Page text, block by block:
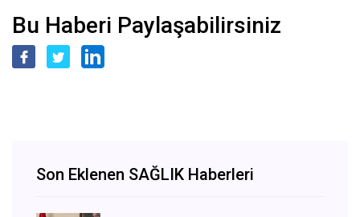
Bu Haberi Paylaşabilirsiniz
Son Eklenen SAĞLIK Haberleri